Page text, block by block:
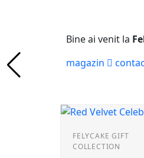
Bine ai venit la
magazin
FELYCAKE GIFT
COLLECTION